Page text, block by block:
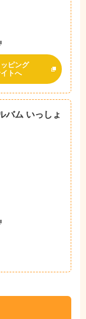
ピング
トへ
バム いっしょ